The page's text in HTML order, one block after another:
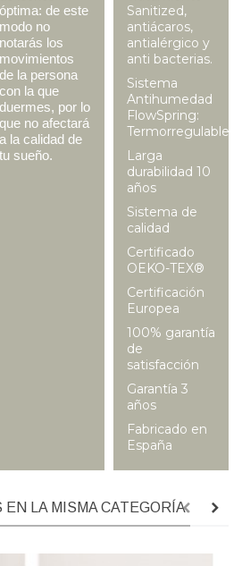
óptima: de este
modo no
notarás los
movimientos
de la persona
con la que
duermes, por lo
que no afectará
a la calidad de
tu sueño.
Sanitized,
antiácaros,
antialérgico y
anti bacterias.
Sistema
Antihumedad
FlowSpring:
Termorregulable
Larga
durabilidad 10
años
Sistema de
calidad
Certificado
OEKO-TEX®
Certificación
Europea
100% garantía
de
satisfacción
Garantía 3
años
Fabricado en
España
EN LA MISMA CATEGORÍA: